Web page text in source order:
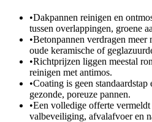
•Dakpannen reinigen en
tussen overlappingen, groene
•Betonpannen verdragen meer
oude keramische of
•Richtprijzen liggen meestal
reinigen met antimos.
•Coating is geen
gezonde, poreuze pannen.
•Een volledige offerte
valbeveiliging, afvalafvoer en